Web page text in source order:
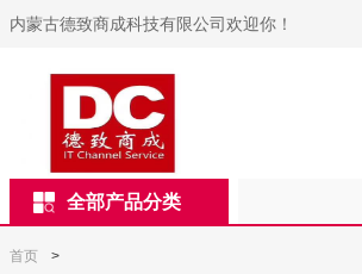
内蒙古德致商成科技有限公司欢迎你！
全部产品分类
首页 >